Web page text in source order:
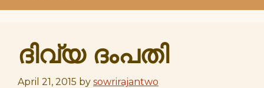
ദിവ്യ ദംപതി
April 21, 2015 by sowrirajantwo